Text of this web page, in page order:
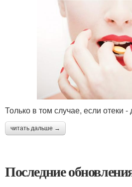
Только в том случае, если отеки
читать дальше →
Последние